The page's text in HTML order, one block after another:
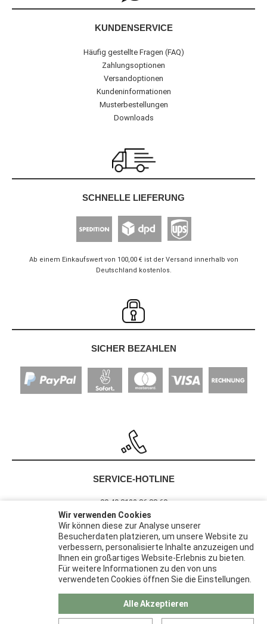
KUNDENSERVICE
Häufig gestellte Fragen (FAQ)
Zahlungsoptionen
Versandoptionen
Kundeninformationen
Musterbestellungen
Downloads
SCHNELLE LIEFERUNG
Ab einem Einkaufswert von 100,00 € ist der Versand innerhalb von
Deutschland kostenlos.
SICHER BEZAHLEN
SERVICE-HOTLINE
00 49 8122 86 88 60
Barrierefreiheit
Widerrufsrecht
Datenschutz
AGB
Impressum
Wir verwenden Cookies
Wir können diese zur Analyse unserer
Besucherdaten platzieren, um unsere Website zu
verbessern, personalisierte Inhalte anzuzeigen und
Ihnen ein großartiges Website-Erlebnis zu bieten.
Für weitere Informationen zu den von uns
verwendeten Cookies öffnen Sie die Einstellungen.
Alle Akzeptieren